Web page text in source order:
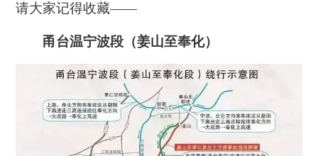
请大家记得收藏——
甬台温宁波段（姜山至奉化）